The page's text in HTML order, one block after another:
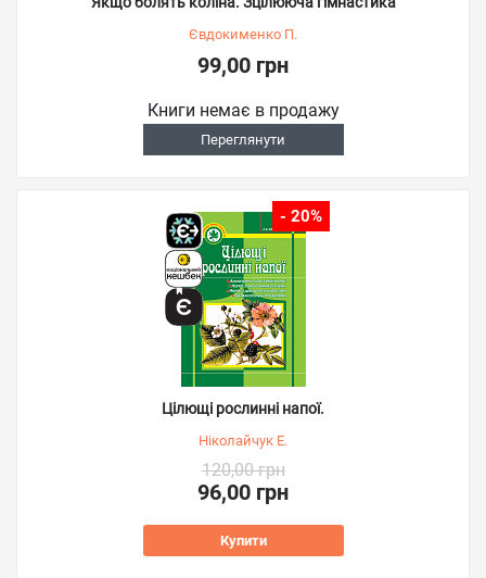
Євдокименко П.
99,00 грн
Книги немає в продажу
Переглянути
- 20%
Цілющі рослинні напої.
Ніколайчук Е.
120,00 грн
96,00 грн
Купити